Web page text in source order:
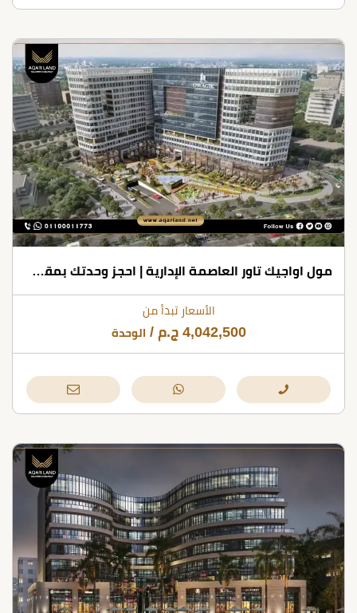
مول اواجيك تاور العاصمة الإدارية | احجز وحدتك بمقدم 10% فقط
الأسعار تبدأ من
4,042,500 ج.م / الوحدة